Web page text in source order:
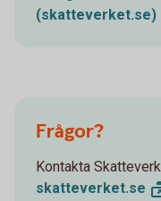
(skatteverket.se)
Frågor?
Kontakta
skatteverket.se